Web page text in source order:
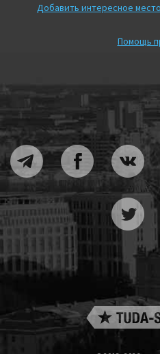
Добавить интересное место
Помощь